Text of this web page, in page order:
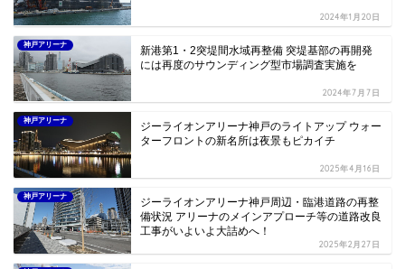
2024年1月20日
神戸アリーナ
新港第1・2突堤間水域再整備 突堤基部の再開発
には再度のサウンディング型市場調査実施を
2024年7月7日
神戸アリーナ
ジーライオンアリーナ神戸のライトアップ ウォー
ターフロントの新名所は夜景もピカイチ
2025年4月16日
神戸アリーナ
ジーライオンアリーナ神戸周辺・臨港道路の再整
備状況 アリーナのメインアプローチ等の道路改良
工事がいよいよ大詰めへ！
2025年2月27日